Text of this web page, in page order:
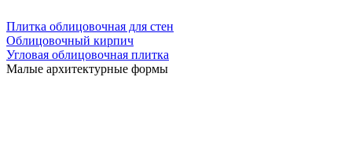
Плитка облицовочная для стен
Облицовочный кирпич
Угловая облицовочная плитка
Малые архитектурные формы